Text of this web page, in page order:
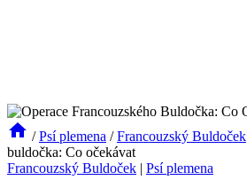
/ Psí plemena / Francouzský Buldoček
buldočka: Co očekávat
Francouzský Buldoček | Psí plemena